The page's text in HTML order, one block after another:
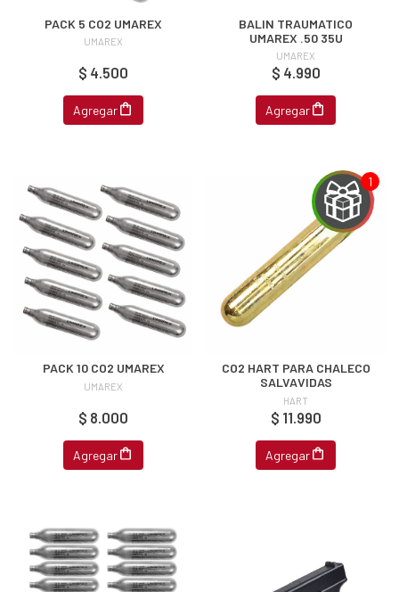
PACK 5 CO2 UMAREX
UMAREX
$ 4.500
Agregar
BALIN TRAUMATICO
UMAREX .50 35U
UMAREX
$ 4.990
Agregar
PACK 10 CO2 UMAREX
UMAREX
$ 8.000
Agregar
CO2 HART PARA CHALECO
SALVAVIDAS
HART
$ 11.990
Agregar